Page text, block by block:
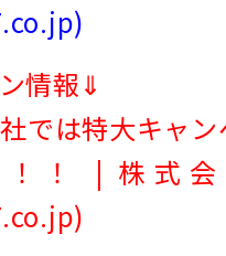
情報⇓
では特大キャン
！ | 株式会